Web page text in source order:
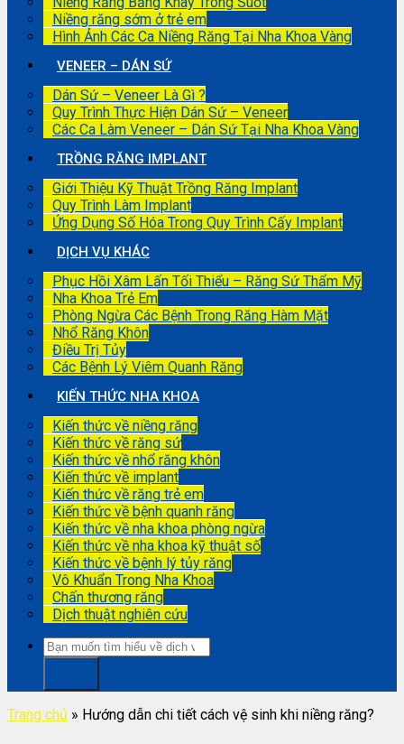
Niềng răng sớm ở trẻ em
Hình Ảnh Các Ca Niềng Răng Tại Nha Khoa Vàng
VENEER – DÁN SỨ
Dán Sứ – Veneer Là Gì ?
Quy Trình Thực Hiện Dán Sứ – Veneer
Các Ca Làm Veneer – Dán Sứ Tại Nha Khoa Vàng
TRỒNG RĂNG IMPLANT
Giới Thiệu Kỹ Thuật Trồng Răng Implant
Quy Trình Làm Implant
Ứng Dụng Số Hóa Trong Quy Trình Cấy Implant
DỊCH VỤ KHÁC
Phục Hồi Xâm Lấn Tối Thiểu – Răng Sứ Thẩm Mỹ
Nha Khoa Trẻ Em
Phòng Ngừa Các Bệnh Trong Răng Hàm Mặt
Nhổ Răng Khôn
Điều Trị Tủy
Các Bệnh Lý Viêm Quanh Răng
KIẾN THỨC NHA KHOA
Kiến thức về niềng răng
Kiến thức về răng sứ
Kiến thức về nhổ răng khôn
Kiến thức về implant
Kiến thức về răng trẻ em
Kiến thức về bệnh quanh răng
Kiến thức về nha khoa phòng ngừa
Kiến thức về nha khoa kỹ thuật số
Kiến thức về bệnh lý tủy răng
Vô Khuẩn Trong Nha Khoa
Chấn thương răng
Dịch thuật nghiên cứu
Trang chủ » Hướng dẫn chi tiết cách vệ sinh khi niềng răng?